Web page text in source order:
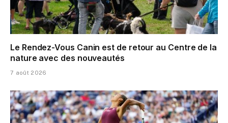
Le Rendez-Vous Canin est de retour au Centre de la
nature avec des nouveautés
7 août 2026